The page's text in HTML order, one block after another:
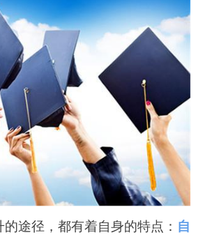
途径，都有着自身的特点： 自